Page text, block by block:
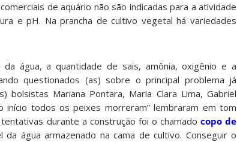
de aquário não são indicadas para a atividade
e pH. Na prancha de cultivo vegetal há variedades
água, a quantidade de sais, amônia, oxigênio e a
questionados (as) sobre o principal problema já
Mariana Pontara, Maria Clara Lima, Gabriel
início todos os peixes morreram” lembraram em tom
durante a construção foi o chamado copo de
água armazenado na cama de cultivo. Conseguir o